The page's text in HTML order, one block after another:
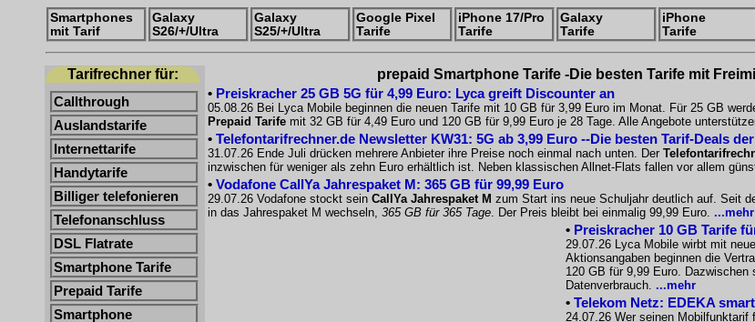
Smartphones
mit Tarif
Galaxy
S26/+/Ultra
Galaxy
S25/+/Ultra
Google Pixel
Tarife
iPhone 17/Pro
Tarife
Galaxy
Tarife
iPhone
Tarife
Tarifrechner für:
Callthrough
Auslandstarife
Internettarife
Handytarife
Billiger telefonieren
Telefonanschluss
DSL Flatrate
Smartphone Tarife
Prepaid Tarife
Smartphone
prepaid Smartphone Tarife -Die besten Tarife mit
• Preiskracher 25 GB 5G für 4,99 Euro: Lyca greift Discounter an
05.08.26 Bei Lyca Mobile beginnen die neuen Tarife mit 10 GB für 3,99 Euro im Monat. Für 25 GB
Prepaid Tarife mit 32 GB für 4,49 Euro und 120 GB für 9,99 Euro je 28 Tage. Alle Angebote
• Telefontarifrechner.de Newsletter KW31: 5G ab 3,99 Euro --Die besten Tarif-Deals
31.07.26 Ende Juli drücken mehrere Anbieter ihre Preise noch einmal nach unten. Der
inzwischen für weniger als zehn Euro erhältlich ist. Neben klassischen Allnet-Flats fallen vor allem
• Vodafone CallYa Jahrespaket M: 365 GB für 99,99 Euro
29.07.26 Vodafone stockt sein CallYa Jahrespaket M zum Start ins neue Schuljahr deutlich auf. Seit
in das Jahrespaket M wechseln, 365 GB für 365 Tage. Der Preis bleibt bei einmalig 99,99 Euro. ...mehr
• Preiskracher 10 GB Tarife
29.07.26 Lyca Mobile wirbt mit
Aktionsangaben beginnen die
120 GB für 9,99 Euro.
Datenverbrauch. ...mehr
• Telekom Netz: EDEKA
24.07.26 Wer seinen